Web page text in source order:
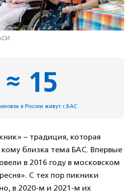
≈ 15
в России живут с БАС
– традиция, которая
кому близка тема БАС. Впервые
в 2016 году в московском
С тех пор пикники
в 2020-м и 2021-м их